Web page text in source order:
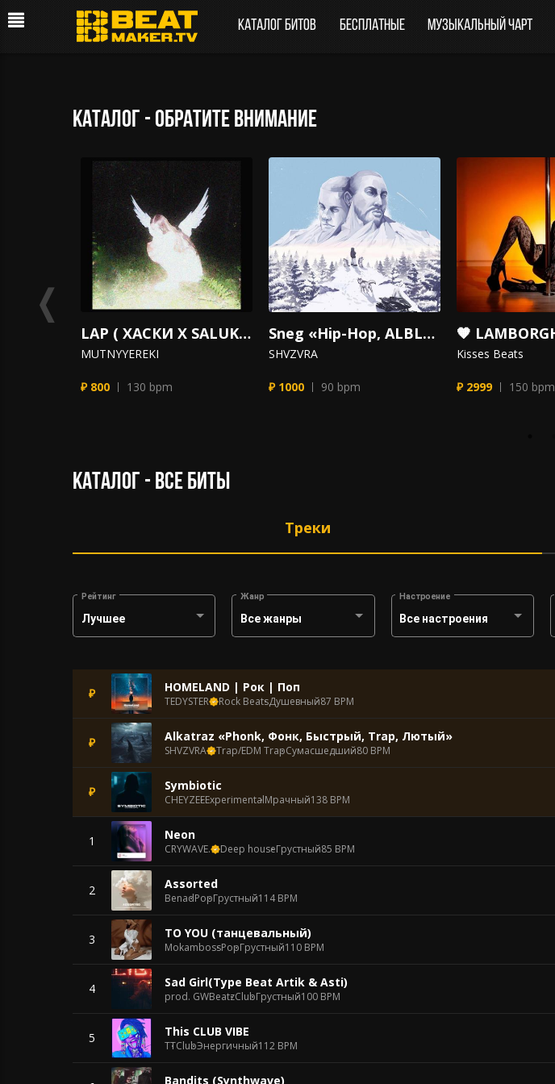
Каталог битов Бесплатные Музыкальный чарт
каталог - обратите внимание
❬
LAP ( ХАСКИ X SALUKI X Mnogoznaal)
MUTNYYEREKI
₽ 800 130 bpm
Sneg «Hip-Hop, ALBLAK 52, Душевный, Jahmal TGK»
SHVZVRA
₽ 1000 90 bpm
Kisses Beats
₽ 2999 150 bpm
каталог - все биты
Треки
Лучшее
Рейтинг
Все жанры
Жанр
Все настроения
Настроение
₽ HOMELAND | Рок | Поп
TEDYSTER Rock BeatsДушевный87 BPM
₽ Alkatraz «Phonk, Фонк, Быстрый, Trap, Лютый»
SHVZVRA Trap/EDM TrapСумасшедший80 BPM
₽ Symbiotic
CHEYZEEExperimentalМрачный138 BPM
1 Neon
CRYWAVE. Deep houseГрустный85 BPM
2 Assorted
BenadPopГрустный114 BPM
3 TO YOU (танцевальный)
MokambossPopГрустный110 BPM
4 Sad Girl(Type Beat Artik & Asti)
prod. GWBeatzClubГрустный100 BPM
5 This CLUB VIBE
TTClubЭнергичный112 BPM
Bandits (Synthwave)